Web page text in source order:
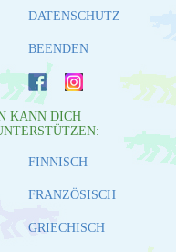
DATENSCHUTZ
BEENDEN
KANN DICH
FINNISCH
FRANZÖSISCH
GRIECHISCH